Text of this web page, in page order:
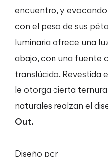
encuentro, y
con el peso de sus
luminaria ofrece una
abajo, con una fuente
translúcido. Revestida
le otorga cierta
naturales realzan el
Out.
Diseño por